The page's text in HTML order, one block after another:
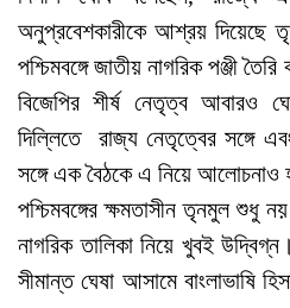
অনুপ্রবেশকারীকে আশ্রয় দিয়েছে
পশ্চিমবঙ্গে জাতীয় নাগরিক পঞ্জী
বিজেপির শীর্ষ নেতৃত্ব আবারও
দিল্লিতে রাজ্য নেতৃত্বের সঙ্গে
সঙ্গে এক বৈঠকে এ নিয়ে আলোচনাও
পশ্চিমবঙ্গের ক্ষমতাসীন তৃনমুল শুধু
নাগরিক তালিকা নিয়ে খুবই
সীমান্ত ঘেষা আসামে বাংলাভাষি